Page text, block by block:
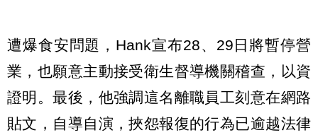
遭爆食安問題，Hank宣布28、29日將暫停營
業，也願意主動接受衛生督導機關稽查，以資
證明。最後，他強調這名離職員工刻意在網路
貼文，自導自演，挾怨報復的行為已逾越法律